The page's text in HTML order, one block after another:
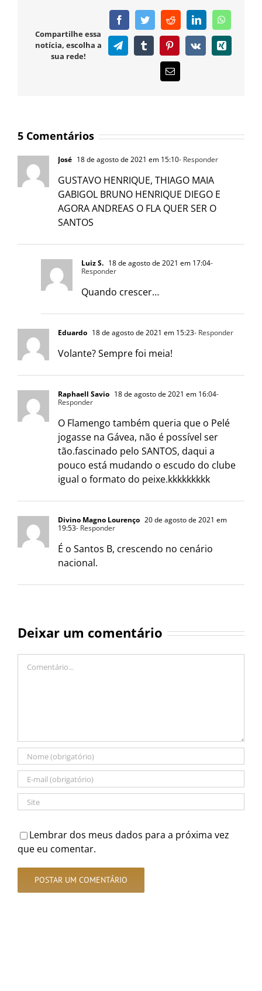
Compartilhe essa
notícia, escolha a
sua rede!
FacebookTwitterRedditLinkedIn
TelegramTumblr PinterestVk Xing
E-
mail
5 Comentários
José 18 de agosto de 2021 em 15:10- Responder
GUSTAVO HENRIQUE, THIAGO MAIA
GABIGOL BRUNO HENRIQUE DIEGO E
AGORA ANDREAS O FLA QUER SER O
SANTOS
Luiz S. 18 de agosto de 2021 em 17:04-
Responder
Quando crescer…
Eduardo 18 de agosto de 2021 em 15:23- Responder
Volante? Sempre foi meia!
Raphaell Savio 18 de agosto de 2021 em 16:04-
Responder
O Flamengo também queria que o Pelé
jogasse na Gávea, não é possível ser
tão.fascinado pelo SANTOS, daqui a
pouco está mudando o escudo do clube
igual o formato do peixe.kkkkkkkkk
Divino Magno Lourenço 20 de agosto de 2021 em
19:53- Responder
É o Santos B, crescendo no cenário
nacional.
Deixar um comentário
Lembrar dos meus dados para a próxima vez
que eu comentar.